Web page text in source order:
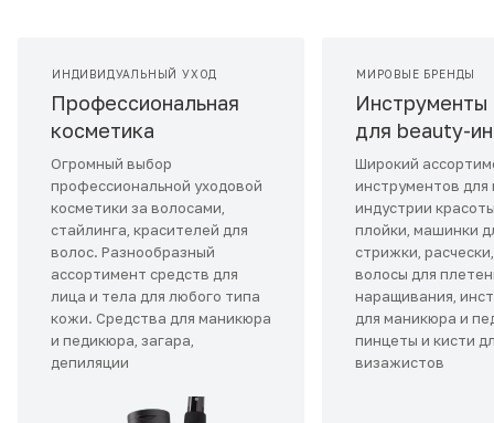
ИНДИВИДУАЛЬНЫЙ УХОД
Профессиональная
косметика
Огромный выбор
профессиональной уходовой
косметики за волосами,
стайлинга, красителей для
волос. Разнообразный
ассортимент средств для
лица и тела для любого типа
кожи. Средства для маникюра
и педикюра, загара,
депиляции
МИРОВЫЕ БРЕНДЫ
Инструменты
для beauty-
Широкий
инструментов для
индустрии
плойки, машинки
стрижки,
волосы для
наращивания,
для маникюра и
пинцеты и кисти
визажистов